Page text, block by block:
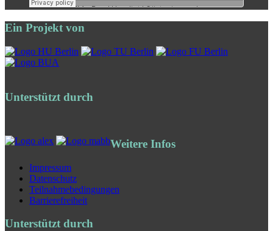
Ein Projekt von
Unterstützt durch
Weitere Infos
Impressum
Datenschutz
Teilnahmebedingungen
Barrierefreiheit
Unterstützt durch